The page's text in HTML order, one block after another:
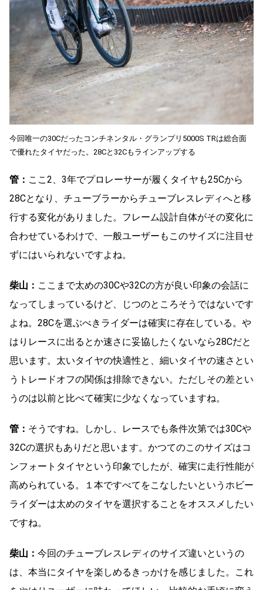
今回唯一の30Cだったコンチネンタル・グランプリ5000S TRは総合面
で優れたタイヤだった。28Cと32Cもラインアップする
管： ここ2、3年でプロレーサーが履くタイヤも25Cから
28Cとなり、チューブラーからチューブレスレディへと移
行する変化がありました。フレーム設計自体がその変化に
合わせているわけで、一般ユーザーも このサイズに注目せ
ずにはいられないですよね。
柴山： ここまで太めの30Cや32Cの方が良い印象の会話に
なってしまっているけど、じつのところそうではないです
よね。28Cを選ぶべきライダーは確実に存在している。や
はりレースに出るとか速さに妥協したくないなら28Cだと
思います。太いタイヤの快適性と、細いタイヤの速さとい
うトレードオフの関係は排除できない。ただしその差とい
うのは以前と比べて確実に少なくなっていますね。
管： そうですね。しかし、レースでも条件次第では30Cや
32Cの選択もありだと思います。かつてのこのサイズはコ
ンフォートタイヤという印象でしたが、確実に走行性能が
高められている。１本ですべてをこなしたいというホビー
ライダーは太めのタイヤを選択することをオススメしたい
ですね。
柴山： 今回のチューブレスレディのサイズ違いというの
は、本当にタイヤを楽しめるきっかけを感じました。これ